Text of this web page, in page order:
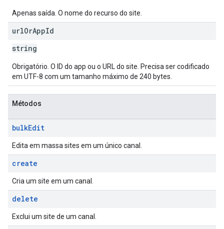
Apenas saída. O nome do recurso do site.
urlOrAppId
string
Obrigatório. O ID do app ou o URL do site. Precisa ser codificado
em UTF-8 com um tamanho máximo de 240 bytes.
Métodos
bulkEdit
Edita em massa sites em um único canal.
create
Cria um site em um canal.
delete
Exclui um site de um canal.